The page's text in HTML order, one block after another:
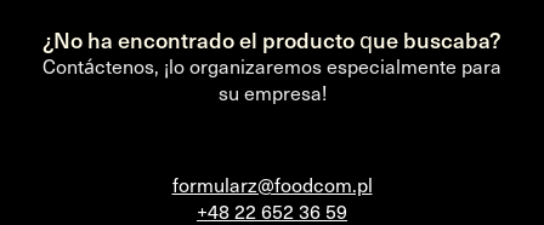
¿No ha encontrado el producto que buscaba?
Contáctenos, ¡lo organizaremos especialmente para
su empresa!
formularz@foodcom.pl
+48 22 652 36 59